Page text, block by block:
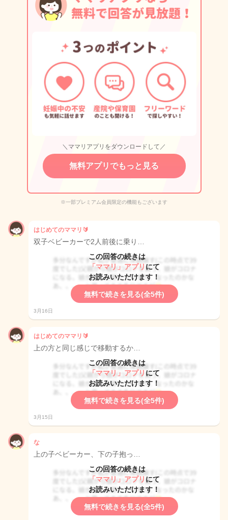
＼ママリアプリをダウンロードして／
無料アプリでもっと見る
※一部プレミアム会員限定の機能もございます
はじめてのママリ🔰
双子ベビーカーで2人前後に乗り…
この回答の続きは
「ママリ」アプリ にて
お読みいただけます！
無料で続きを見る(全5件)
3月16日
はじめてのママリ🔰
上の方と同じ感じで移動するか…
この回答の続きは
「ママリ」アプリ にて
お読みいただけます！
無料で続きを見る(全5件)
3月15日
な
上の子ベビーカー、下の子抱っ…
この回答の続きは
「ママリ」アプリ にて
お読みいただけます！
無料で続きを見る(全5件)